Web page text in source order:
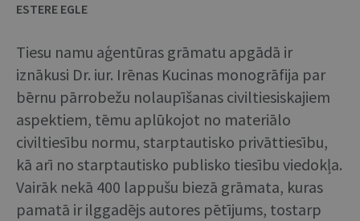
ESTERE EGLE
Tiesu namu aģentūras grāmatu apgādā ir
iznākusi Dr. iur. Irēnas Kucinas monogrāfija par
bērnu pārrobežu nolaupīšanas civiltiesiskajiem
aspektiem, tēmu aplūkojot no materiālo
civiltiesību normu, starptautisko privāttiesību,
kā arī no starptautisko publisko tiesību viedokļa.
Vairāk nekā 400 lappušu biezā grāmata, kuras
pamatā ir ilggadējs autores pētījums, tostarp